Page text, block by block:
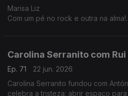
Marisa Liz
Com um pé no rock e outra na alma!
Carolina Serranito com
Ep. 71
22 jun. 2026
Carolina Serranito fundou com
celebra a tristeza: abrir espaço